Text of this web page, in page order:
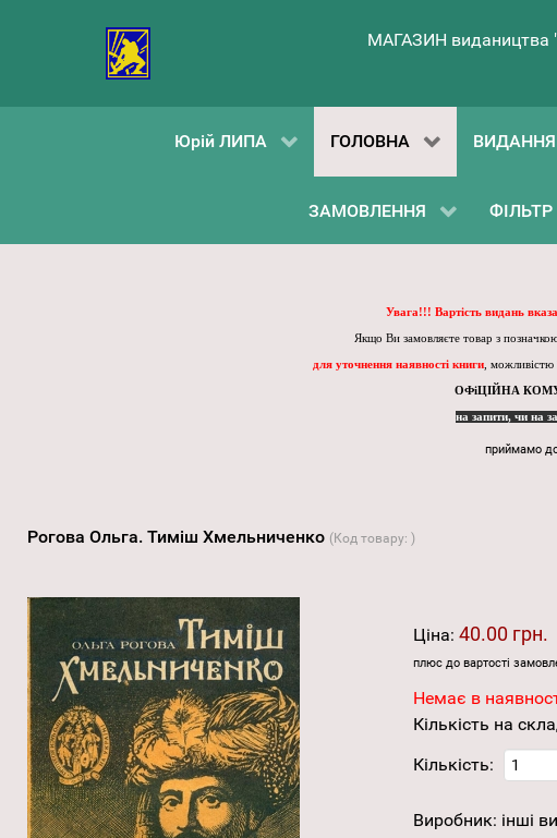
МАГАЗИН
Юрій ЛИПА ГОЛОВНА ВИДАННЯ
ЗАМОВЛЕННЯ
Увага!!! Вартість видань
Якщо Ви замовляєте товар з
для уточнення наявності книги, можливістю
ОФіЦІЙНА
на запити, чи на
приймамо до
Рогова Ольга. Тиміш Хмельниченко (Код товару: )
Ціна: 40.00 грн.
плюс до вартості
Немає в
Кількість на
Кількість:
Виробник: інші